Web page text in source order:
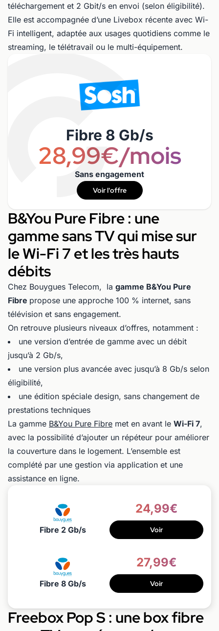
téléchargement et 2 Gbit/s en envoi (selon éligibilité).
Elle est accompagnée d’une Livebox récente avec Wi-
Fi intelligent, adaptée aux usages quotidiens comme le
streaming, le télétravail ou le multi-équipement.
Fibre 8 Gb/s
28,99€/mois
Sans engagement
Voir l'offre
B&You Pure Fibre : une
gamme sans TV qui mise sur
le Wi-Fi 7 et les très hauts
débits
Chez Bouygues Telecom, la gamme B&You Pure
Fibre propose une approche 100 % internet, sans
télévision et sans engagement.
On retrouve plusieurs niveaux d’offres, notamment :
une version d’entrée de gamme avec un débit
jusqu’à 2 Gb/s,
une version plus avancée avec jusqu’à 8 Gb/s selon
éligibilité,
une édition spéciale design, sans changement de
prestations techniques
La gamme B&You Pure Fibre met en avant le Wi-Fi 7,
avec la possibilité d’ajouter un répéteur pour améliorer
la couverture dans le logement. L’ensemble est
complété par une gestion via application et une
assistance en ligne.
Fibre 2 Gb/s
24,99€
Voir
Fibre 8 Gb/s
27,99€
Voir
Freebox Pop S : une box fibre